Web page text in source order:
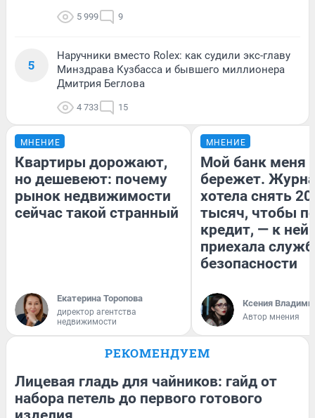
5 999 9
5
Наручники вместо Rolex: как судили экс-главу
Минздрава Кузбасса и бывшего миллионера
Дмитрия Беглова
4 733 15
МНЕНИЕ
Квартиры дорожают,
но дешевеют: почему
рынок недвижимости
сейчас такой странный
Екатерина Торопова
директор агентства
недвижимости
МНЕНИЕ
Мой банк меня
бережет.
хотела снять
тысяч, чтобы
кредит, — к
приехала
безопасности
Ксения
Автор мнения
РЕКОМЕНДУЕМ
Лицевая гладь для чайников: гайд от
набора петель до первого готового